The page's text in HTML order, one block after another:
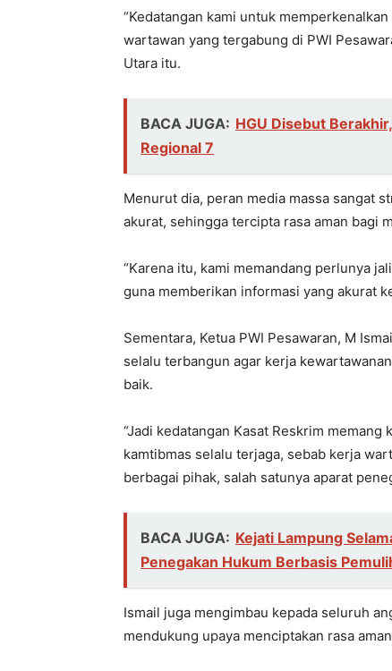
“Kedatangan kami untuk
wartawan yang tergabung di PWI
Utara itu.
BACA JUGA: HGU Disebut
Regional 7
Menurut dia, peran media massa sangat
akurat, sehingga tercipta rasa aman bagi
“Karena itu, kami memandang perlunya
guna memberikan informasi yang akurat
Sementara, Ketua PWI Pesawaran, M
selalu terbangun agar kerja
baik.
“Jadi kedatangan Kasat Reskrim
kamtibmas selalu terjaga, sebab kerja
berbagai pihak, salah satunya aparat
BACA JUGA: Kejati Lampung
Penegakan Hukum Berbasis
Ismail juga mengimbau kepada seluruh
mendukung upaya menciptakan rasa